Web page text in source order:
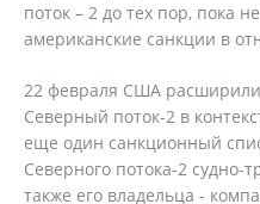
поток – 2 до тех пор, пока
американские санкции в
22 февраля США расширили
Северный поток-2 в
еще один санкционный
Северного потока-2 судно-
также его владельца -